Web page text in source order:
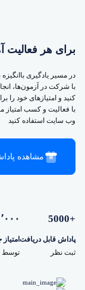
برای هر فعالیت
در مسیر یادگیری باانگیزه
با شرکت در آزمون‌ها،
کنید و امتیازهای خود را
با فعالیت و کسب امتیاز
وب سایت استفاده کنید
مشاهده
+5000
پاداش قابل دریافت
ثبت نظر توسط